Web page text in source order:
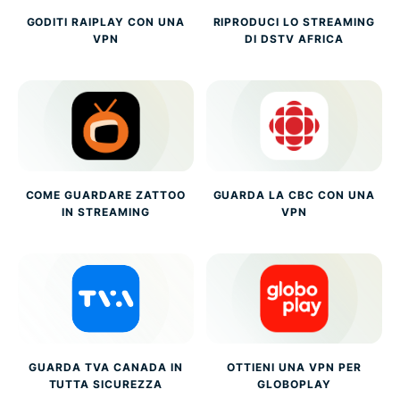
GODITI RAIPLAY CON UNA
VPN
RIPRODUCI LO STREAMING
DI DSTV AFRICA
COME GUARDARE ZATTOO
IN STREAMING
GUARDA LA CBC CON UNA
VPN
GUARDA TVA CANADA IN
TUTTA SICUREZZA
OTTIENI UNA VPN PER
GLOBOPLAY